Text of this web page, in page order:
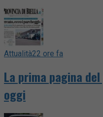
Attualità22 ore fa
La prima pagina
oggi